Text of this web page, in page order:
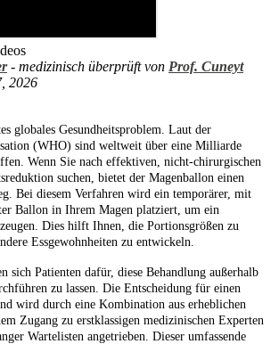
- medizinisch überprüft von Prof. Cuneyt
2026
globales Gesundheitsproblem. Laut der
(WHO) sind weltweit über eine Milliarde
Wenn Sie nach effektiven, nicht-chirurgischen
suchen, bietet der Magenballon einen
Bei diesem Verfahren wird ein temporärer, mit
Ballon in Ihrem Magen platziert, um ein
Dies hilft Ihnen, die Portionsgrößen zu
Essgewohnheiten zu entwickeln.
sich Patienten dafür, diese Behandlung außerhalb
zu lassen. Die Entscheidung für einen
wird durch eine Kombination aus erheblichen
Zugang zu erstklassigen medizinischen Experten
Wartelisten angetrieben. Dieser umfassende